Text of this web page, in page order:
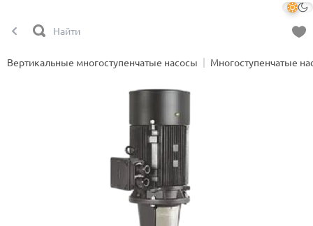
Вертикальные многоступенчатые насосы Многоступенчатые